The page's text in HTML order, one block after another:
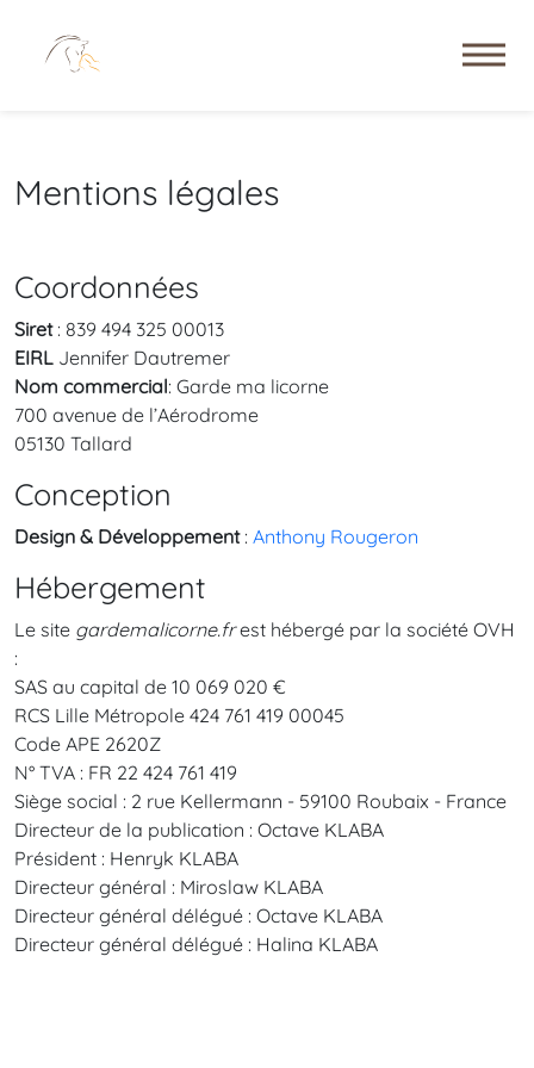
Mentions légales
Coordonnées
Siret: 839 494 325 00013
EIRL Jennifer Dautremer
Nom commercial: Garde ma licorne
700 avenue de l’Aérodrome
05130 Tallard
Conception
Design & Développement: Anthony Rougeron
Hébergement
Le site gardemalicorne.frest hébergé par la société OVH
:
SAS au capital de 10 069 020 €
RCS Lille Métropole 424 761 419 00045
Code APE 2620Z
N° TVA : FR 22 424 761 419
Siège social : 2 rue Kellermann - 59100 Roubaix - France
Directeur de la publication : Octave KLABA
Président : Henryk KLABA
Directeur général : Miroslaw KLABA
Directeur général délégué : Octave KLABA
Directeur général délégué : Halina KLABA